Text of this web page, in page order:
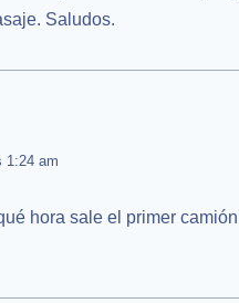
Saludos.
1:24 am
hora sale el primer camión